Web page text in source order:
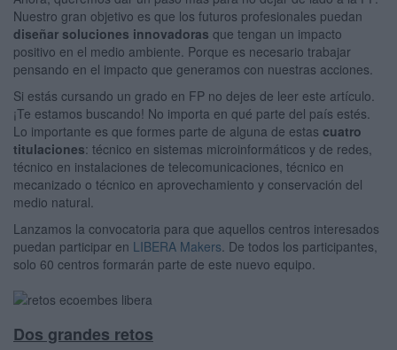
Nuestro gran objetivo es que los futuros profesionales puedan
diseñar soluciones innovadoras que tengan un impacto
positivo en el medio ambiente. Porque es necesario trabajar
pensando en el impacto que generamos con nuestras acciones.
Si estás cursando un grado en FP no dejes de leer este artículo.
¡Te estamos buscando! No importa en qué parte del país estés.
Lo importante es que formes parte de alguna de estas cuatro
titulaciones: técnico en sistemas microinformáticos y de redes,
técnico en instalaciones de telecomunicaciones, técnico en
mecanizado o técnico en aprovechamiento y conservación del
medio natural.
Lanzamos la convocatoria para que aquellos centros interesados
puedan participar en LIBERA Makers . De todos los participantes,
solo 60 centros formarán parte de este nuevo equipo.
Dos grandes retos